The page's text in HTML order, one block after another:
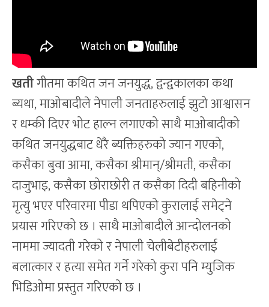
खतीगीतमा कथित जन जनयुद्ध, द्वन्द्वकालका कथा
ब्यथा, माओबादीले नेपाली जनताहरुलाई झुटो आश्वासन
र धम्की दिएर भोट हाल्न लगाएको साथै माओबादीको
कथित जनयुद्धबाट धेरै ब्यक्तिहरुको ज्यान गएको,
कसैका बुवा आमा, कसैका श्रीमान्/श्रीमती, कसैका
दाजुभाइ, कसैका छोराछोरी त कसैका दिदी बहिनीको
मृत्यु भएर परिवारमा पीडा थपिएको कुरालाई समेट्ने
प्रयास गरिएको छ । साथै माओबादीले आन्दोलनको
नाममा ज्यादती गरेको र नेपाली चेलीबेटीहरुलाई
बलात्कार र हत्या समेत गर्ने गरेको कुरा पनि म्युजिक
भिडिओमा प्रस्तुत गरिएको छ ।